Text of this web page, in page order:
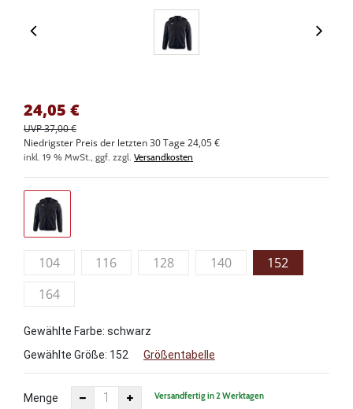
24,05 €
UVP 37,00 €
Niedrigster Preis der letzten 30 Tage 24,05 €
inkl. 19 % MwSt., ggf. zzgl. Versandkosten
104 116 128 140
152
164
Gewählte Farbe: schwarz
Gewählte Größe: 152 Größentabelle
Menge Versandfertig in 2 Werktagen